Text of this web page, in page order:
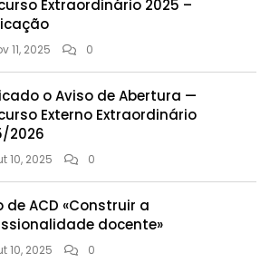
Extraordinário 2025 –
11, 2025 0
o Aviso de Abertura —
Externo Extraordinário
2026
10, 2025 0
de ACD «Construir a
docente»
10, 2025 0